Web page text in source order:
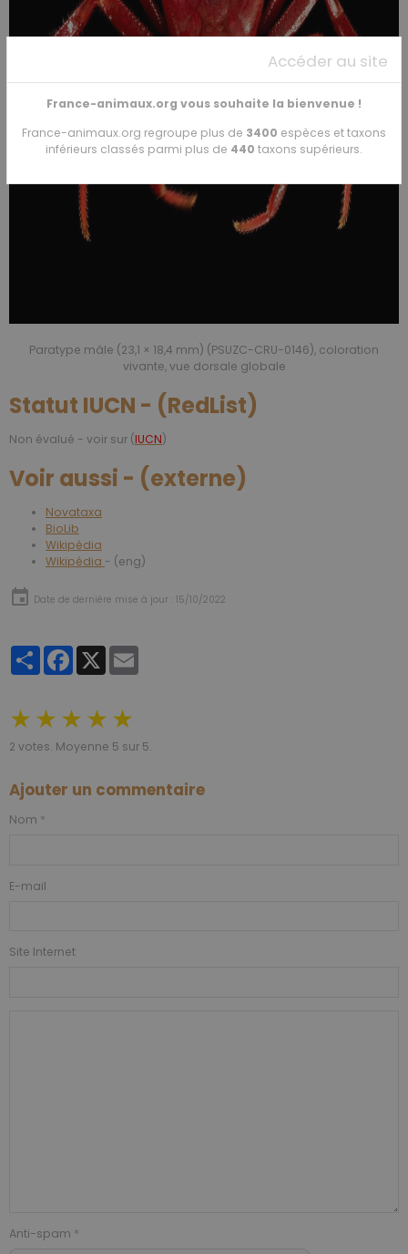
Paratype mâle (23,1 × 18,4 mm) (PSUZC-CRU-0146), coloration
vivante, vue dorsale globale
Statut IUCN - (RedList)
Non évalué - voir sur (IUCN)
Voir aussi - (externe)
Novataxa
BioLib
Wikipédia
Wikipédia - (eng)
Date de dernière mise à jour : 15/10/2022
PartagerFacebook
X
★★★★★
2 votes. Moyenne 5 sur 5.
Ajouter un commentaire
Nom
E-mail
Site Internet
Anti-spam
Accéder au site
France-animaux.org vous souhaite la bienvenue !
France-animaux.org regroupe plus de 3400 espèces et taxons
inférieurs classés parmi plus de 440 taxons supérieurs.